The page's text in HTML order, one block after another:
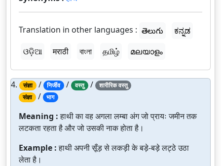
Translation in other languages : తెలుగు
ಕನ್ನಡ
ଓଡ଼ିଆ
मराठी বাংলা தமிழ் മലയാളം
4. संज्ञा / निर्जीव / वस्तु /
शारीरिक वस्तु
संज्ञा / भाग
Meaning :हाथी का वह अगला लम्बा अंग जो प्रायः जमीन तक
लटकता रहता है और जो उसकी नाक होता है।
Example :हाथी अपनी सूँड़ से लकड़ी के बड़े-बड़े लट्ठे उठा
लेता है।